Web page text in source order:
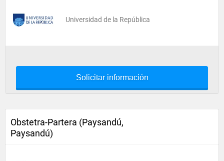
Universidad de la República
Solicitar información
Obstetra-Partera (Paysandú,
Paysandú)